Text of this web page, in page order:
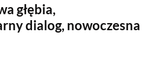
głębia,
dialog, nowoczesna